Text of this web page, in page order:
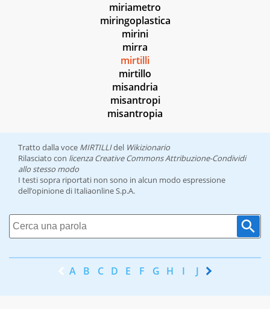
miriametro
miringoplastica
mirini
mirra
mirtilli
mirtillo
misandria
misantropi
misantropia
Tratto dalla voce MIRTILLIdel Wikizionario
Rilasciato con licenza Creative Commons Attribuzione-Condividi
allo stesso modo
I testi sopra riportati non sono in alcun modo espressione
dell’opinione di Italiaonline S.p.A.
A B C D E F G H I J K